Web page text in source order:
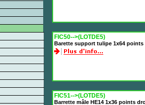
FIC50-->(LOTDE5)
Barette support tulipe 1x64 points
FIC51-->(LOTDE5)
Barrette mâle HE14 1x36 points